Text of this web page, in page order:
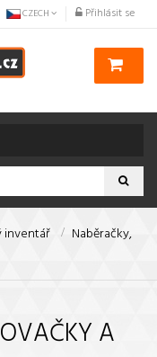
Přihlásit se
CZECH
inventář
Naběračky,
A